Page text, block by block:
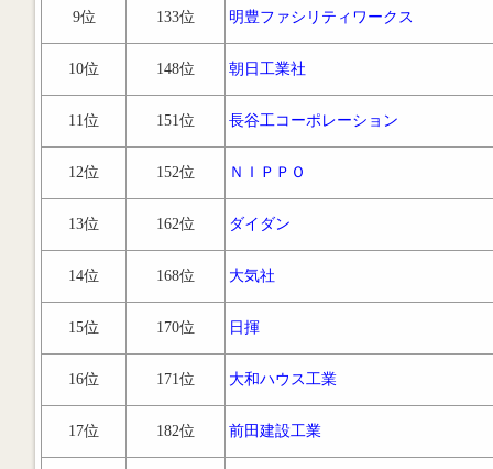
9位 133位 明豊ファシリティワークス
10位 148位 朝日工業社
11位 151位 長谷工コーポレーション
12位 152位 ＮＩＰＰＯ
13位 162位 ダイダン
14位 168位 大気社
15位 170位 日揮
16位 171位 大和ハウス工業
17位 182位 前田建設工業